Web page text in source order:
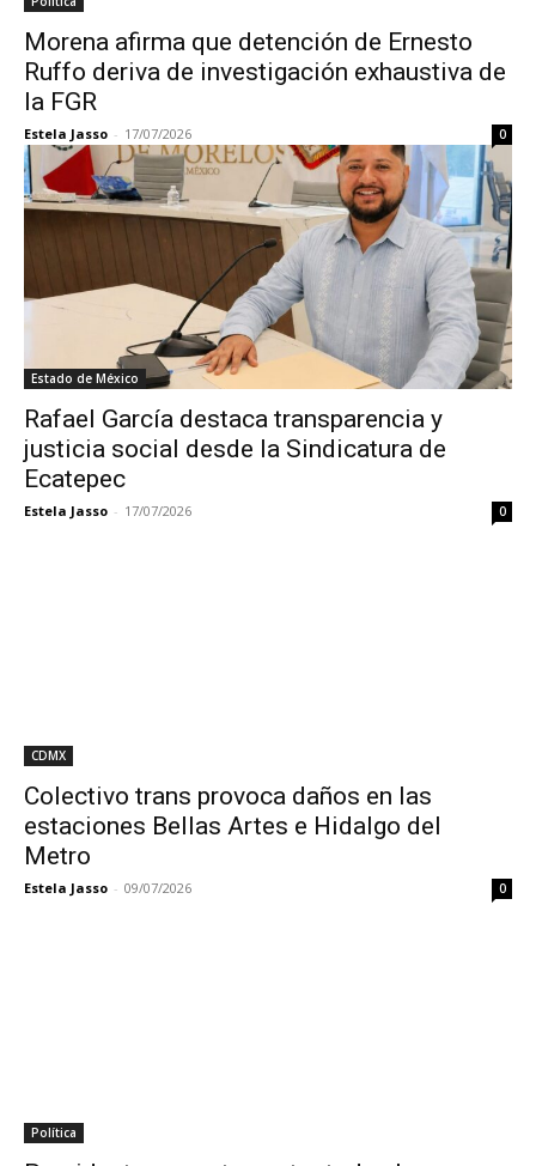
Morena afirma que detención de Ernesto
Ruffo deriva de investigación exhaustiva de
la FGR
Estela Jasso - 17/07/2026 0
Estado de México
Rafael García destaca transparencia y
justicia social desde la Sindicatura de
Ecatepec
Estela Jasso - 17/07/2026 0
CDMX
Colectivo trans provoca daños en las
estaciones Bellas Artes e Hidalgo del
Metro
Estela Jasso - 09/07/2026 0
Política